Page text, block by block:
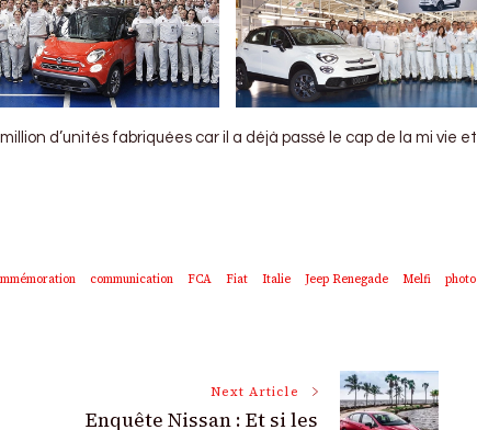
d’unités fabriquées car il a déjà passé le cap de la mi vie et
communication FCA Fiat Italie Jeep Renegade Melfi
photo
Next Article
Enquête Nissan : Et si les